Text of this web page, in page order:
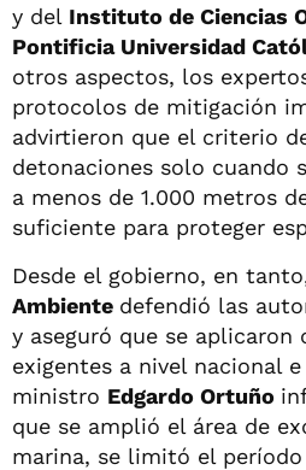
y del Instituto de Ciencias
Pontificia Universidad
otros aspectos, los
protocolos de mitigación
advirtieron que el criterio
detonaciones solo cuando
a menos de 1.000 metros
suficiente para proteger
Desde el gobierno, en
Ambiente defendió las
y aseguró que se aplicaron
exigentes a nivel nacional
ministro Edgardo Ortuño
que se amplió el área de
marina, se limitó el